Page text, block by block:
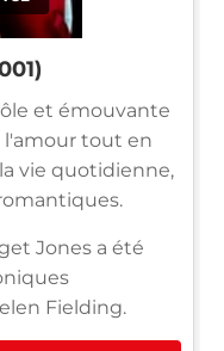
et émouvante
tout en
vie quotidienne,
Jones a été
Fielding.